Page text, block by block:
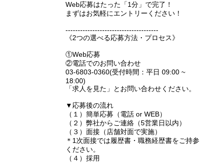
Web応募はたった「1分」で完了！
まずはお気軽にエントリーください！
--------------------------------------
《2つの選べる応募方法・プロセス》
①Web応募
②電話でのお問い合わせ
03-6803-0360(受付時間：平日 09:00 ~
18:00)
「求人を見た」とお問い合わせください。
▼応募後の流れ
（１）簡単応募（電話 or WEB）
（２）弊社からご連絡（5営業日以内）
（３）面接（店舗対面で実施）
＊1次面接では履歴書・職務経歴書をご持参
ください。
（４）採用